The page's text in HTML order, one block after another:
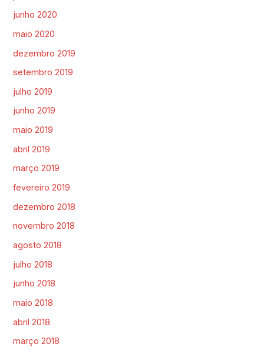
junho 2020
maio 2020
dezembro 2019
setembro 2019
julho 2019
junho 2019
maio 2019
abril 2019
março 2019
fevereiro 2019
dezembro 2018
novembro 2018
agosto 2018
julho 2018
junho 2018
maio 2018
abril 2018
março 2018